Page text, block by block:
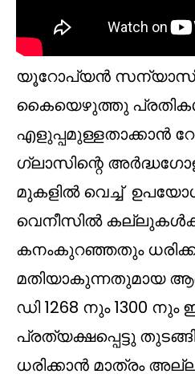
യൂറോപ്യൻ
കൈയെഴുത്തു പ്രതികൾ
എളുപ്പമുള്ളതാക്കാൻ
ഗ്ലാസിന്റെ
മുകളിൽ വെച്ച്
വെനീസിൽ
കനംകുറഞ്ഞതും
മതിയാകുന്നതുമായ
ഡി 1268 നും 1300 നും
പ്രത്യക്ഷപ്പെട്ടു
ധരിക്കാൻ മാത്രം